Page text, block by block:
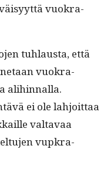
vuokra-
tuh­laus­ta, että
vuokra-
ali­hin­nal­la.
ei ole lahjoit­taa
val­tavaa
vup­kra-